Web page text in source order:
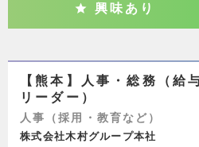
興味あり
【熊本】人事・総務（給
リーダー）
人事（採用・教育など）
株式会社木村グループ本社